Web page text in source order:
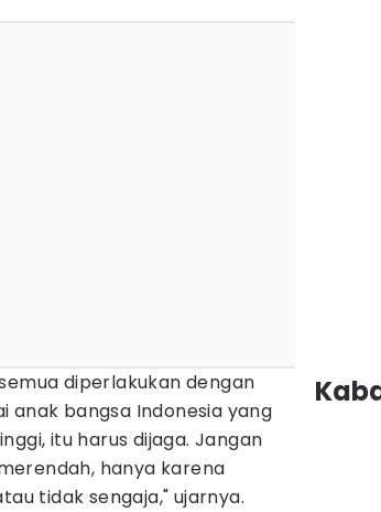
diperlakukan dengan
anak bangsa Indonesia yang
itu harus dijaga. Jangan
hanya karena
tidak sengaja," ujarnya.